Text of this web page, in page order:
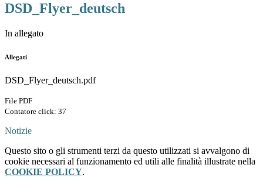
DSD_Flyer_deutsch
In allegato
Allegati
DSD_Flyer_deutsch.pdf
File PDF
Contatore click: 37
Notizie
Questo sito o gli strumenti terzi da questo utilizzati si avvalgono di
cookie necessari al funzionamento ed utili alle finalità illustrate nella
COOKIE POLICY.